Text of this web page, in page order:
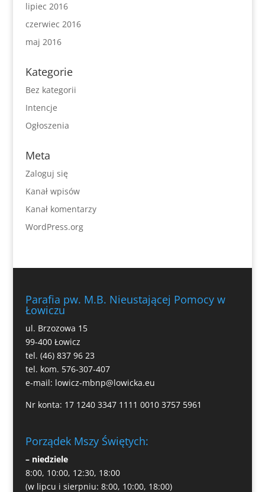
lipiec 2016
czerwiec 2016
maj 2016
Kategorie
Bez kategorii
Intencje
Ogłoszenia
Meta
Zaloguj się
Kanał wpisów
Kanał komentarzy
WordPress.org
Parafia pw. M.B. Nieustającej Pomocy w
Łowiczu
ul. Brzozowa 15
99-400 Łowicz
tel. (46) 837 96 23
tel. kom. 576-307-407
e-mail: lowicz-mbnp@lowicka.eu
Nr konta: 17 1240 3347 1111 0010 3757 5961
Porządek Mszy Świętych:
– niedziele
8:00, 10:00, 12:30, 18:00
(w lipcu i sierpniu: 8:00, 10:00, 18:00)